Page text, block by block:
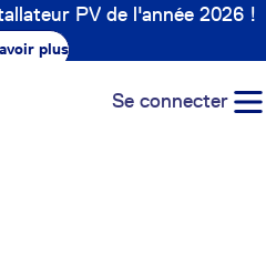
PV de l'année 2026 !
plus
Se connecter